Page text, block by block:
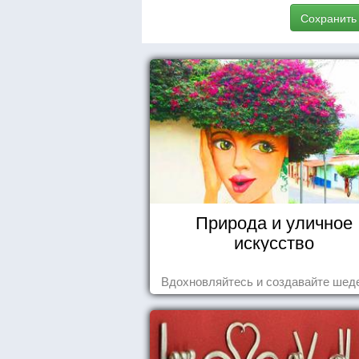
Сохранить
Природа и уличное
искусство
Вдохновляйтесь и создавайте